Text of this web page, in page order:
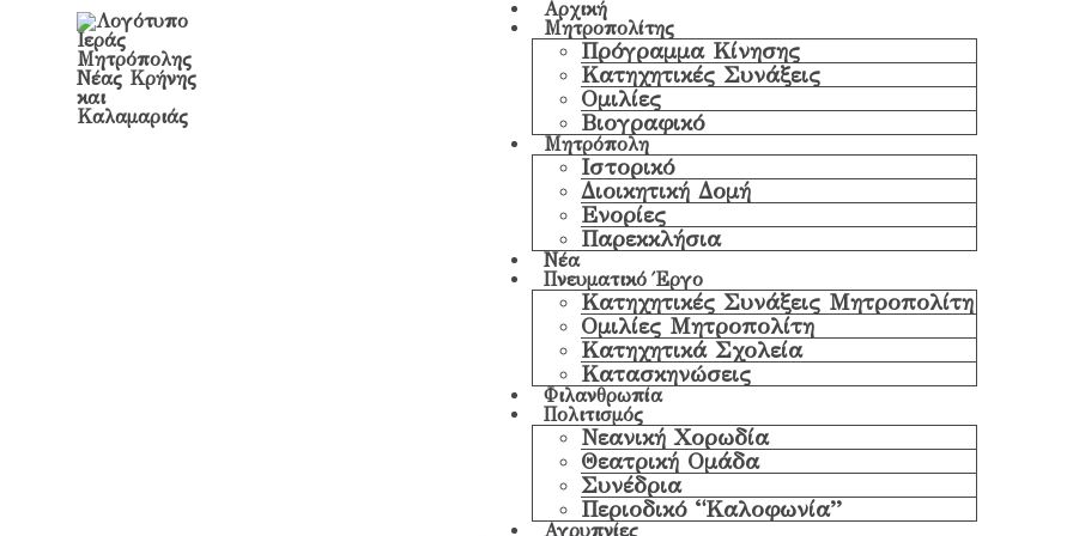
Αρχική
Μητροπολίτης
Πρόγραμμα Κίνησης
Κατηχητικές Συνάξεις
Ομιλίες
Βιογραφικό
Μητρόπολη
Ιστορικό
Διοικητική Δομή
Ενορίες
Παρεκκλήσια
Νέα
Πνευματικό Έργο
Κατηχητικές Συνάξεις Μητροπολίτη
Ομιλίες Μητροπολίτη
Κατηχητικά Σχολεία
Κατασκηνώσεις
Φιλανθρωπία
Πολιτισμός
Νεανική Χορωδία
Θεατρική Ομάδα
Συνέδρια
Περιοδικό “Καλοφωνία”
Αγρυπνίες